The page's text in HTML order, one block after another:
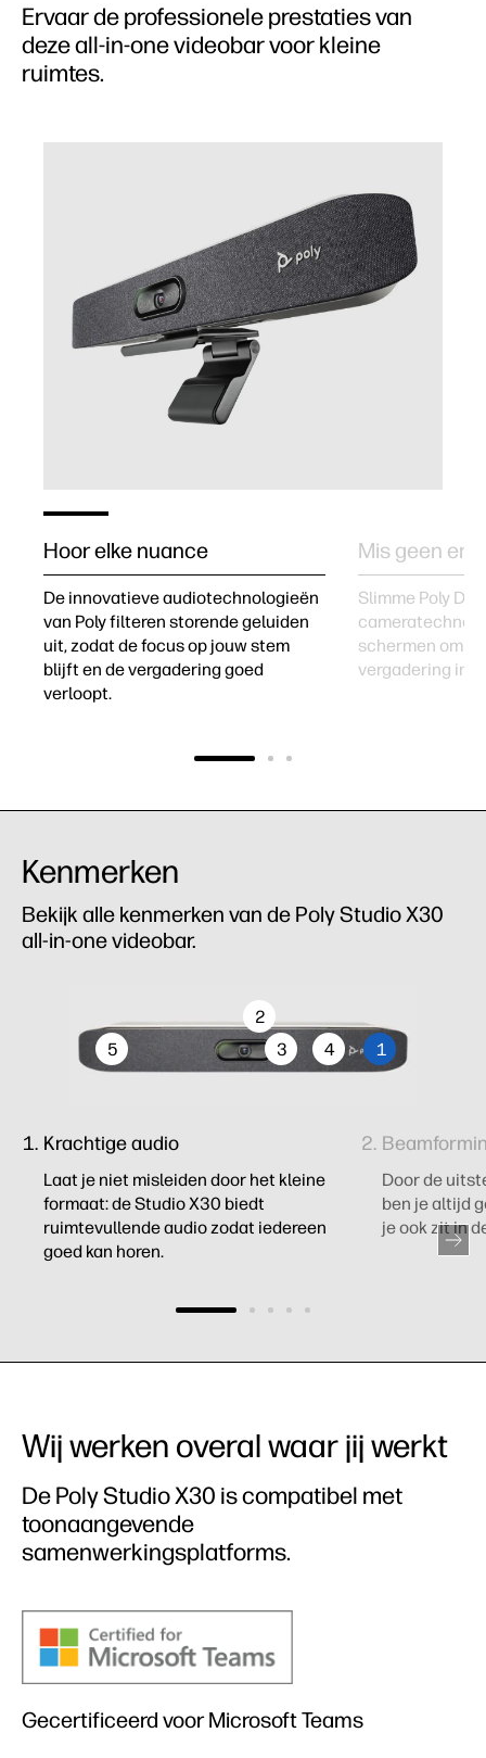
Ervaar de professionele prestaties van
deze all-in-one videobar voor kleine
ruimtes.
Hoor elke nuance
De innovatieve audiotechnologieën
van Poly filteren storende geluiden
uit, zodat de focus op jouw stem
blijft en de vergadering goed
verloopt.
Mis geen
Slimme Poly
schermen om
vergadering in
Kenmerken
Bekijk alle kenmerken van de Poly Studio X30
all-in-one videobar.
5 4
3
2
1
Krachtige audio
Laat je niet misleiden door het kleine
formaat: de Studio X30 biedt
ruimtevullende audio zodat iedereen
goed kan horen.
Door de
ben je altijd
je ook zit in
Wij werken overal waar jij werkt
De Poly Studio X30 is compatibel met
toonaangevende
samenwerkingsplatforms.
Gecertificeerd voor Microsoft Teams